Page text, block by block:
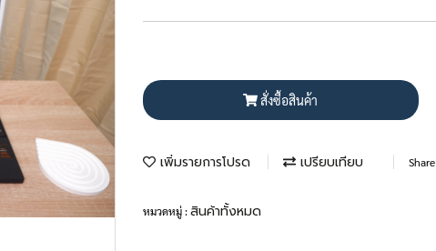
สั่งซื้อสินค้า
เพิ่มรายการโปรด เปรียบเทียบ Share
หมวดหมู่ :สินค้าทั้งหมด